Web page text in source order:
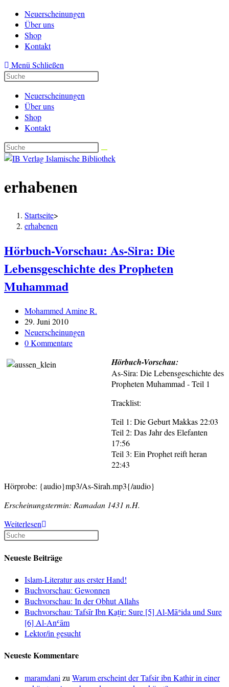
Zum
Inhalt
springen
Neuerscheinungen
Über uns
Shop
Kontakt
Menü Schließen
Neuerscheinungen
Über uns
Shop
Kontakt
erhabenen
Startseite>
erhabenen
Hörbuch-Vorschau: As-Sira: Die
Lebensgeschichte des Propheten
Muhammad
Beitrags-
Autor:
Mohammed Amine R.
Beitrag
veröffentlicht:
29. Juni 2010
Beitrags-
Kategorie:
Neuerscheinungen
Beitrags-
0 Kommentare
Hörbuch-Vorschau:
As-Sira: Die Lebensgeschichte des
Propheten Muhammad - Teil 1
Tracklist:
Teil 1: Die Geburt Makkas 22:03
Teil 2: Das Jahr des Elefanten
17:56
Teil 3: Ein Prophet reift heran
22:43
Hörprobe: {audio}mp3/As-Sirah.mp3{/audio}
Erscheinungstermin: Ramadan 1431 n.H.
WeiterlesenHörbuch-
Vorschau:
As-
Sira:
Lebensgeschichte
des
Propheten
Muhammad
Neueste Beiträge
Islam-Literatur aus erster Hand!
Buchvorschau: Gewonnen
Buchvorschau: In der Obhut Allahs
Buchvorschau: Tafsīr Ibn Kaṯir: Sure [5] Al-Māʾida und Sure
[6] Al-Anʿām
Lektor/in gesucht
Neueste Kommentare
maramdani zu Warum erscheint der Tafsir ibn Kathir in einer